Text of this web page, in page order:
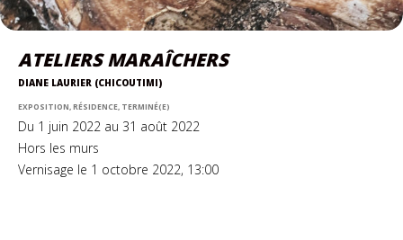
ATELIERS MARAÎCHERS
DIANE LAURIER (CHICOUTIMI)
EXPOSITION, RÉSIDENCE, TERMINÉ(E)
Du 1 juin 2022 au 31 août 2022
Hors les murs
Vernisage le 1 octobre 2022, 13:00